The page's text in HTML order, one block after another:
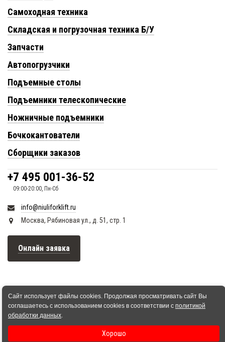
Самоходная техника
Складская и погрузочная техника Б/У
Запчасти
Автопогрузчики
Подъемные столы
Подъемники телескопические
Ножничные подъемники
Бочкокантователи
Сборщики заказов
+7 495 001-36-52
09:00-20:00, Пн-Сб
info@niuliforklift.ru
Москва, Рябиновая ул., д. 51, стр. 1
Онлайн заявка
Сайт использует файлы cookies. Продолжая просматривать сайт Вы
соглашаетесь с использованием cookies в соответствии с политикой
обработки данных.
Хорошо